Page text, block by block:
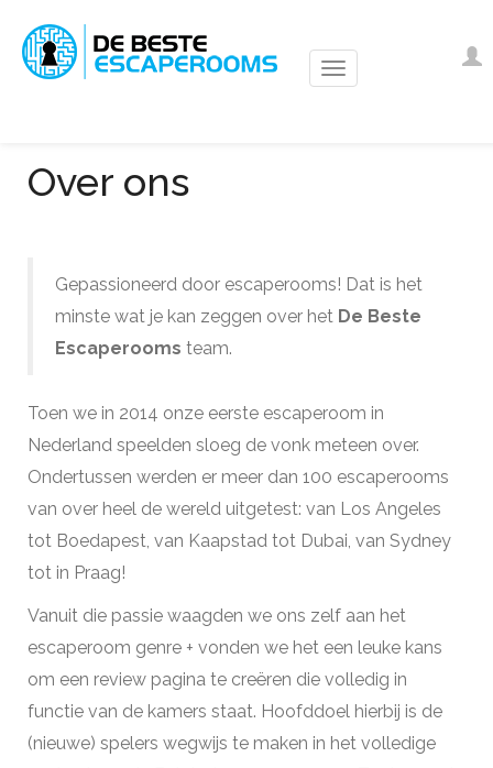
naar
Over ons
Gepassioneerd door escaperooms! Dat is het
minste wat je kan zeggen over het De Beste
Escaperooms team.
Toen we in 2014 onze eerste escaperoom in
Nederland speelden sloeg de vonk meteen over.
Ondertussen werden er meer dan 100 escaperooms
van over heel de wereld uitgetest: van Los Angeles
tot Boedapest, van Kaapstad tot Dubai, van Sydney
tot in Praag!
Vanuit die passie waagden we ons zelf aan het
escaperoom genre + vonden we het een leuke kans
om een review pagina te creëren die volledig in
functie van de kamers staat. Hoofddoel hierbij is de
(nieuwe) spelers wegwijs te maken in het volledige